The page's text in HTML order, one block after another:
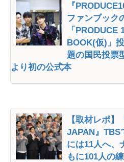
『
ファンブック
「PRODUCE
BOOK(仮)」
題の国民投票
より初の公式本
【取材レポ】
JAPAN』TBS
には11人へ、
もに101人の